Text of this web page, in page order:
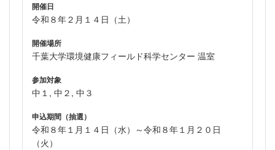
開催日
令和８年２月１４日（土）
開催場所
千葉大学環境健康フィールド科学センター 温室
参加対象
中１, 中２, 中３
申込期間（抽選）
令和８年１月１４日（水）～令和８年１月２０日
（火）